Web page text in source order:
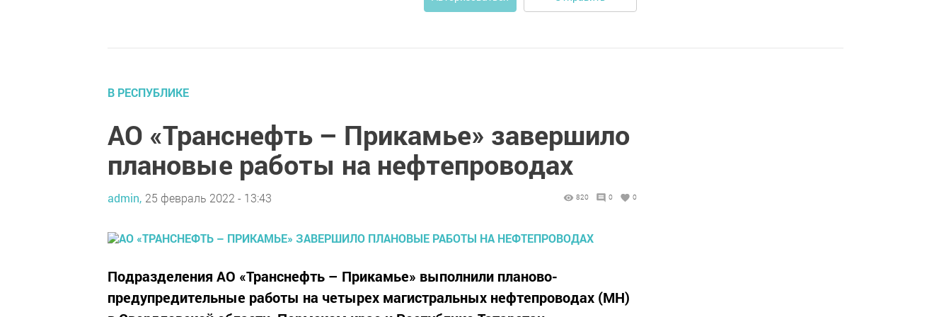
В РЕСПУБЛИКЕ
АО «Транснефть – Прикамье» завершило
плановые работы на нефтепроводах
admin, 25 февраль 2022 - 13:43 820 0 0
Подразделения АО «Транснефть – Прикамье» выполнили планово-
предупредительные работы на четырех магистральных нефтепроводах (МН)